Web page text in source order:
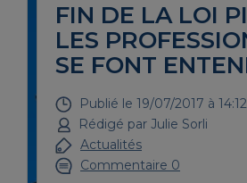
FIN DE LA LOI
LES
SE FONT
Publié le 19/07/2017 à 14:12
Rédigé par Julie Sorli
Actualités
Commentaire 0